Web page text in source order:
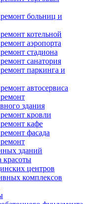
больниц и
котельной
аэропорта
стадиона
санатория
паркинга и
автосервиса
здания
кровли
кафе
фасада
зданий
красоты
центров
комплексов